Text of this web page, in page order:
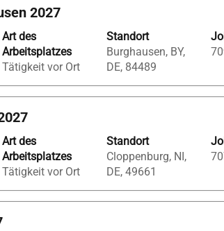
2027
Art des
Arbeitsplatzes
Tätigkeit vor Ort
Standort
Burghausen, BY,
DE, 84489
Art des
Arbeitsplatzes
Tätigkeit vor Ort
Standort
Cloppenburg, NI,
DE, 49661